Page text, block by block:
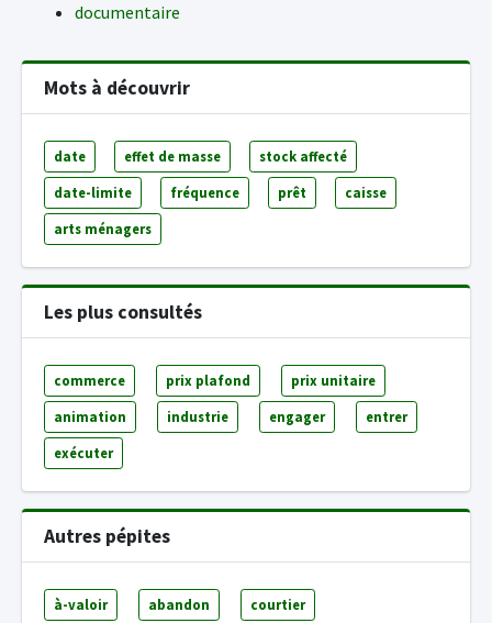
documentaire
Mots à découvrir
date effet de masse stock affecté
date-limite fréquence prêt caisse
arts ménagers
Les plus consultés
commerce prix plafond prix unitaire
animation industrie engager entrer
exécuter
Autres pépites
à-valoir abandon courtier